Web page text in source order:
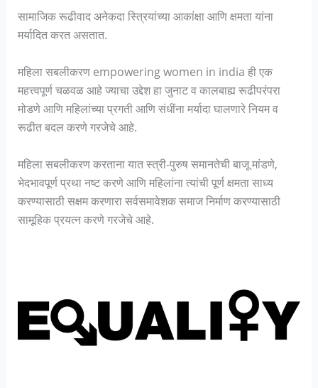
सामाजिक रूढीवाद अनेकदा स्त्रियांच्या आकांक्षा आणि क्षमता यांना
मर्यादित करत असतात.
महिला सबलीकरण empowering women in india ही एक
महत्त्वपूर्ण चळवळ आहे ज्याचा उद्देश हा जुनाट व कालबाह्य रूढीपरंपरा
मोडणे आणि महिलांच्या प्रगती आणि संधींना मर्यादा घालणारे नियम व
रूढीत बदल करणे गरजेचे आहे.
महिला सबलीकरण करताना यात स्त्री-पुरुष समानतेची बाजू मांडणे,
भेदभावपूर्ण प्रथा नष्ट करणे आणि महिलांना त्यांची पूर्ण क्षमता साध्य
करण्यासाठी सक्षम करणारा सर्वसमावेशक समाज निर्माण करण्यासाठी
सामूहिक प्रयत्न करणे गरजेचे आहे.